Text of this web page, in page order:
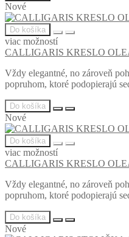
Nové
Do košíka
viac možností
CALLIGARIS KRESLO
Vždy elegantné, no zároveň
popruhom, ktoré podopierajú
Do košíka
Nové
Do košíka
viac možností
CALLIGARIS KRESLO
Vždy elegantné, no zároveň
popruhom, ktoré podopierajú
Do košíka
Nové